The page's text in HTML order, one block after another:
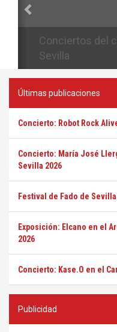
Conciertos del
Sevilla
Últimas publicaciones
Concierto: Robot Rock
Concierto: María José
Sevilla 2026
Festival de Fado de Sevilla
Exposición: Elcano en el
2026
Concierto: Kase.O en el
Publicidad